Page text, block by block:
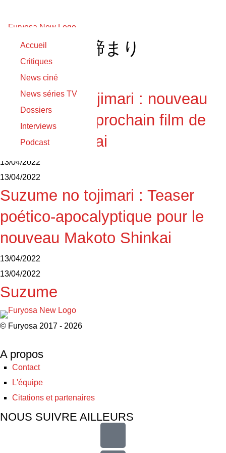
Accueil
Critiques
News ciné
News séries TV
Dossiers
Interviews
Podcast
すずめの戸締まり
29/09/2022
29/09/2022
Suzume no tojimari : nouveau
trailer pour le prochain film de
Makoto Shinkai
13/04/2022
13/04/2022
Suzume no tojimari : Teaser
poético-apocalyptique pour le
nouveau Makoto Shinkai
13/04/2022
13/04/2022
Suzume
© Furyosa 2017 - 2026
A propos
Contact
L'équipe
Citations et partenaires
NOUS SUIVRE AILLEURS